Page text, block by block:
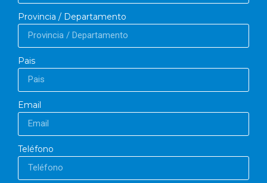
Provincia / Departamento
Pais
Email
Teléfono